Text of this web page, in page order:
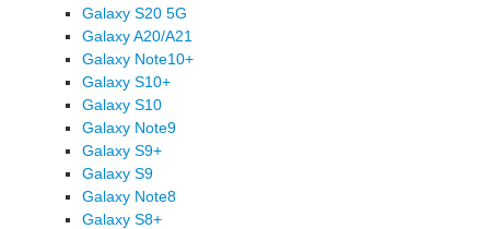
Galaxy S20 5G
Galaxy A20/A21
Galaxy Note10+
Galaxy S10+
Galaxy S10
Galaxy Note9
Galaxy S9+
Galaxy S9
Galaxy Note8
Galaxy S8+